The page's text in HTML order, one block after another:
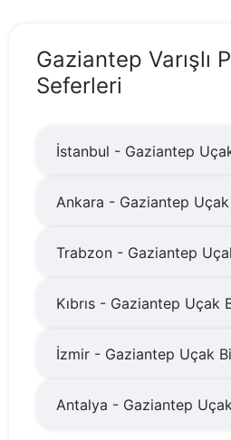
Gaziantep Varışlı
Seferleri
İstanbul - Gaziantep
Ankara - Gaziantep
Trabzon - Gaziantep
Kıbrıs - Gaziantep Uçak
İzmir - Gaziantep Uçak
Antalya - Gaziantep